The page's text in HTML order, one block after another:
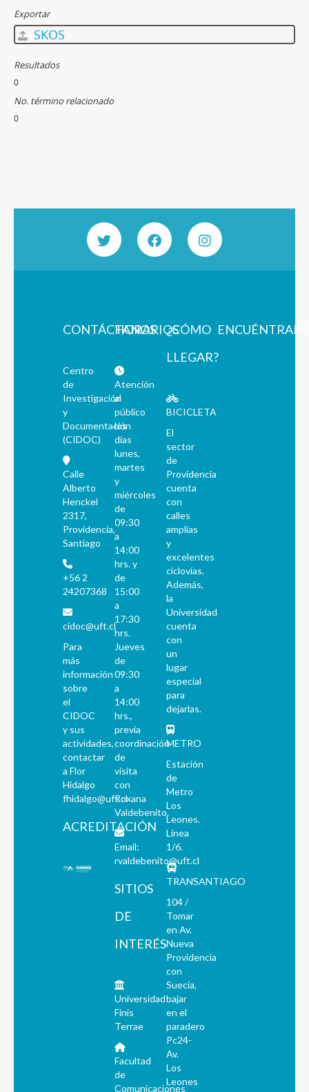
Exportar
SKOS
Resultados
0
No. término relacionado
0
CONTÁCTANOS
Centro
de
Investigación
y
Documentación
(CIDOC)
Calle
Alberto
Henckel
2317,
Providencia,
Santiago
+56 2
24207368
cidoc@uft.cl
Para
más
información
sobre
el
CIDOC
y sus
actividades,
contactar
a Flor
Hidalgo
fhidalgo@uft.cl
ACREDITACIÓN
HORARIOS
Atención
al
público
los
días
lunes,
martes
y
miércoles
de
09:30
a
14:00
hrs. y
de
15:00
a
17:30
hrs.
Jueves
de
09:30
a
14:00
hrs.,
previa
coordinación
de
visita
con
Roxana
Valdebenito.
Email:
rvaldebenito@uft.cl
SITIOS
DE
INTERÉS
Universidad
Finis
Terrae
Facultad
de
Comunicaciones
¿CÓMO
LLEGAR?
BICICLETA
El
sector
de
Providencia
cuenta
con
calles
amplias
y
excelentes
ciclovías.
Además,
la
Universidad
cuenta
con
un
lugar
especial
para
dejarlas.
METRO
Estación
de
Metro
Los
Leones.
Línea
1/6.
TRANSANTIAGO
104 /
Tomar
en Av.
Nueva
Providencia
con
Suecia,
bajar
en el
paradero
Pc24-
Av.
Los
Leones